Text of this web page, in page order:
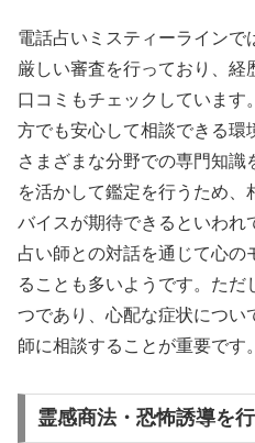
電話占いミスティーラインで
厳しい審査を行っており、
口コミもチェックしています
方でも安心して相談できる環
さまざまな分野での専門知
を活かして鑑定を行うため、
バイスが期待できるといわれ
占い師との対話を通じて心の
ることも多いようです。た
つであり、心配な症状につい
師に相談することが重要です。
霊感商法・恐怖誘導を